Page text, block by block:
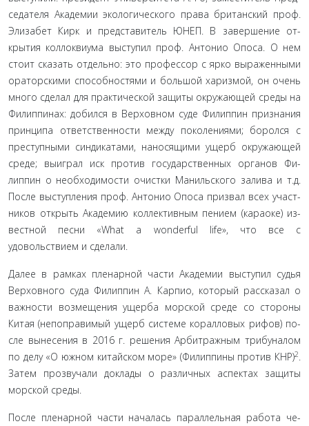
седателя Академии экологического права британский проф.
Элизабет Кирк и представитель ЮНЕП. В завершение от­
крытия коллоквиума выступил проф. Антонио Опоса. О нем
стоит сказать отдельно: это профессор с ярко выраженными
ораторскими способностями и большой харизмой, он очень
много сделал для практической защиты окружающей среды на
Филиппинах: добился в Верховном суде Филиппин призна­ния
принципа ответственности между поколениями; боролся с
преступными синдикатами, наносящими ущерб окружаю­щей
среде; выиграл иск против государственных органов Фи­
липпин о необходимости очистки Манильского залива и т.д.
После выступления проф. Антонио Опоса призвал всех участ­
ников открыть Академию коллективным пением (караоке) из­
вестной песни «What a wonderful life», что все с
удовольствием и сделали.
Далее в рамках пленарной части Академии выступил су­дья
Верховного суда Филиппин А. Карпио, который рассказал о
важности возмещения ущерба морской среде со стороны
Китая (непоправимый ущерб системе коралловых рифов) по­
сле вынесения в 2016 г. решения Арбитражным трибуналом
по делу «О южном китайском море» (Филиппины против КНР)2.
Затем прозвучали доклады о различных аспектах за­щиты
морской среды.
После пленарной части началась параллельная работа че­